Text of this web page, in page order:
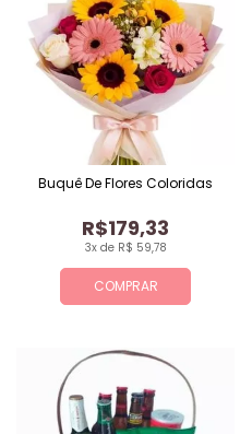
COMPRAR
3x de R$ 59,78
R$179,33
Buquê De Flores Coloridas